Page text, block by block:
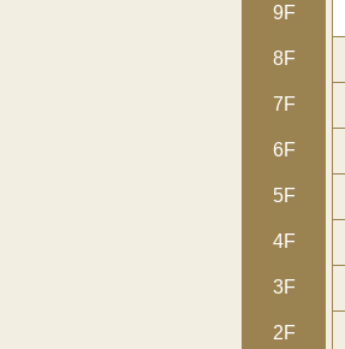
9F
8F
7F
6F
5F
4F
3F
2F